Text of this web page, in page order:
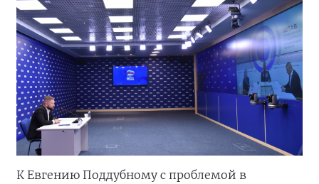
К Евгению Поддубному с проблемой в